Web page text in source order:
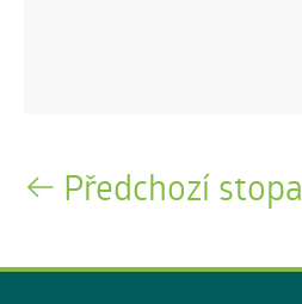
Předchozí stopa